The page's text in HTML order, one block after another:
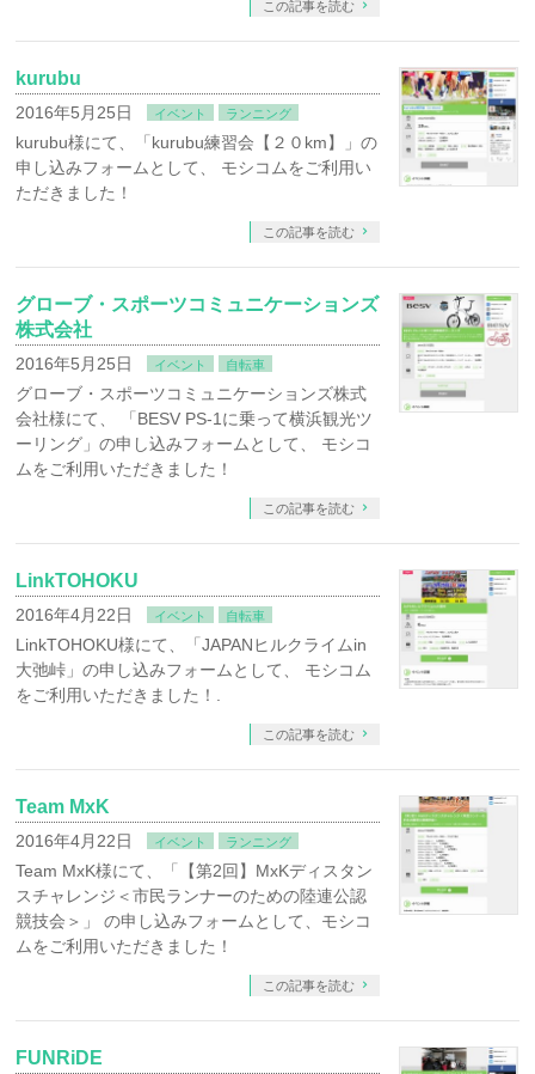
この記事を読む
kurubu
2016年5月25日 イベント ランニング
kurubu様にて、「kurubu練習会【２０km】」の
申し込みフォームとして、 モシコムをご利用い
ただきました！
この記事を読む
グローブ・スポーツコミュニケーションズ
株式会社
2016年5月25日 イベント 自転車
グローブ・スポーツコミュニケーションズ株式
会社様にて、 「BESV PS-1に乗って横浜観光ツ
ーリング」の申し込みフォームとして、 モシコ
ムをご利用いただきました！
この記事を読む
LinkTOHOKU
2016年4月22日 イベント 自転車
LinkTOHOKU様にて、「JAPANヒルクライムin
大弛峠」の申し込みフォームとして、 モシコム
をご利用いただきました！.
この記事を読む
Team MxK
2016年4月22日 イベント ランニング
Team MxK様にて、「【第2回】MxKディスタン
スチャレンジ＜市民ランナーのための陸連公認
競技会＞」 の申し込みフォームとして、モシコ
ムをご利用いただきました！
この記事を読む
FUNRiDE